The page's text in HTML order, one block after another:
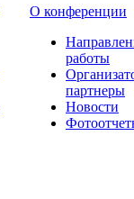
О конференции
работы
партнеры
Новости